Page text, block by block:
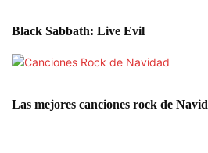
Black Sabbath: Live Evil
Las mejores canciones rock de